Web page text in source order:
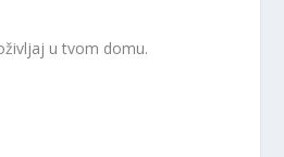
u tvom domu.